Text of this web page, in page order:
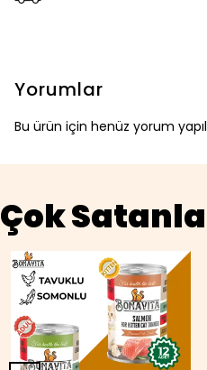
Yorumlar
Bu ürün için henüz yorum
Çok